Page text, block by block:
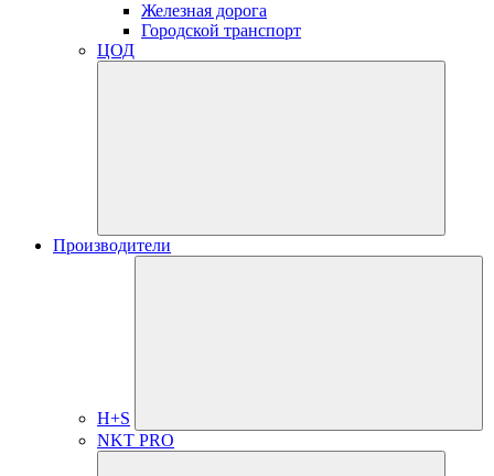
Железная дорога
Городской транспорт
ЦОД
Производители
H+S
NKT PRO